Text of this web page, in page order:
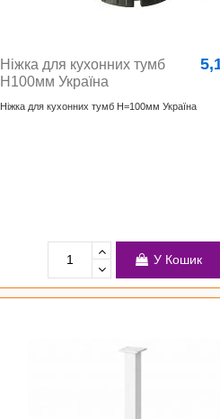
Ніжка для кухонних тумб
H100мм Україна
Ніжка для кухонних тумб H=100мм Україна
У Кошик